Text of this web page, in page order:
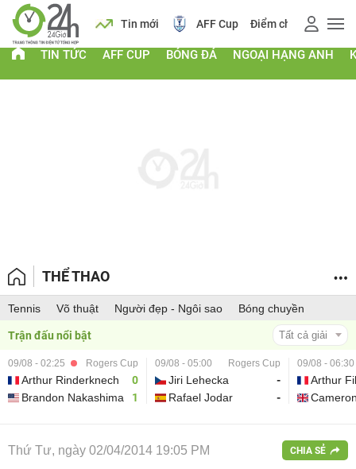
Lịch Tin mới AFF Cup Điểm chuẩn 2026
TIN TỨC AFF CUP BÓNG ĐÁ NGOẠI HẠNG ANH
THỂ THAO
Tennis Võ thuật Người đẹp - Ngôi sao Bóng chuyền
Trận đấu nổi bật Tất cả giải
09/08 - 02:25 Rogers Cup
Arthur Rinderknech
0
Brandon Nakashima
1
09/08 - 05:00 Rogers Cup
Jiri Lehecka
-
Rafael Jodar
-
09/08 - 06:30
Arthur
Thứ Tư, ngày 02/04/2014 19:05 PM CHIA SẺ